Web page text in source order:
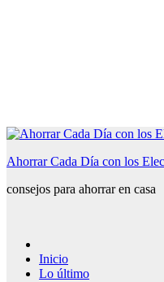
Saltar
contenido
Ahorrar Cada Día con los
consejos para ahorrar en casa
Inicio
Lo último